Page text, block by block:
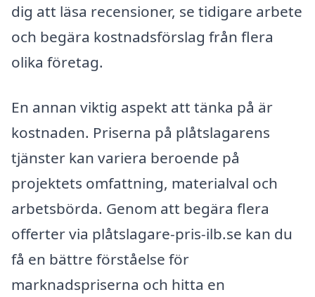
dig att läsa recensioner, se tidigare arbete
och begära kostnadsförslag från flera
olika företag.
En annan viktig aspekt att tänka på är
kostnaden. Priserna på plåtslagarens
tjänster kan variera beroende på
projektets omfattning, materialval och
arbetsbörda. Genom att begära flera
offerter via plåtslagare-pris-ilb.se kan du
få en bättre förståelse för
marknadspriserna och hitta en